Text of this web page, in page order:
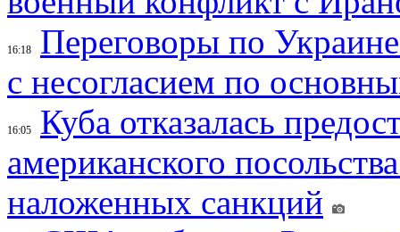
16:18
Переговоры по
с несогласием по
16:05
Куба отказалась
американского
наложенных санкций